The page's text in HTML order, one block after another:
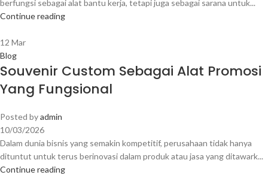
berfungsi sebagai alat bantu kerja, tetapi juga sebagai sarana untuk...
Continue reading
12 Mar
Blog
Souvenir Custom Sebagai Alat Promosi
Yang Fungsional
Posted byadmin
10/03/2026
Dalam dunia bisnis yang semakin kompetitif, perusahaan tidak hanya
dituntut untuk terus berinovasi dalam produk atau jasa yang ditawark...
Continue reading